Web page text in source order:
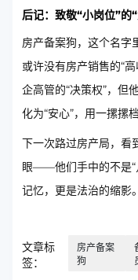
后记：致敬“小岗位”的
房产备案狗，这个名字
或许没有房产销售的“
企高管的“决策权”，但
化为“安心”，用一摞摞
下一次路过房产局，看
眼——他们手中的不是“
记忆，更是法治的缩影。
文章标
签：
房产备案
狗